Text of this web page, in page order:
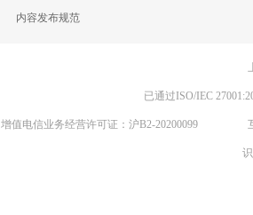
内容发布规范
已通过ISO/IEC
增值电信业务经营许可证：沪B2-20200099